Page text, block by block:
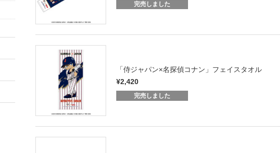
完売しました
「侍ジャパン×名探偵コナン」フェイスタオル
¥2,420
完売しました